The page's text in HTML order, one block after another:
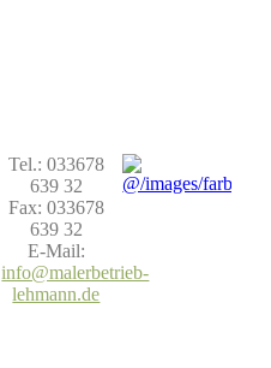
Tel.: 033678
639 32
Fax: 033678
639 32
E-Mail:
info@malerbetrieb-
lehmann.de